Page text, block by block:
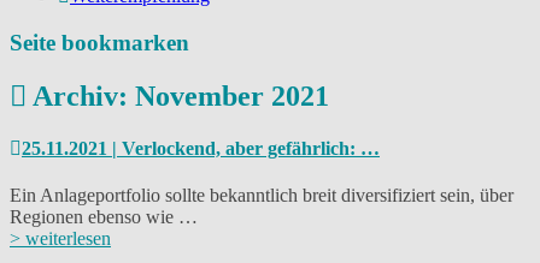
Seite bookmarken
Archiv: November 2021
25.11.2021 | Verlockend, aber gefährlich: …
Ein Anlageportfolio sollte bekanntlich breit diversifiziert sein, über
Regionen ebenso wie …
> weiterlesen